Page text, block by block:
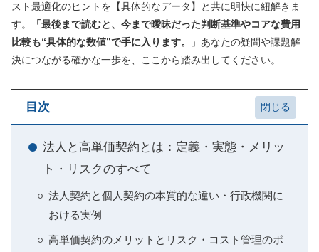
スト最適化のヒントを【具体的なデータ】と共に明快に紐解きま
す。
「最後まで読むと、今まで曖昧だった判断基準やコアな費用
比較も“具体的な数値”で手に入ります。
」あなたの疑問や課題解
決につながる確かな一歩を、ここから踏み出してください。
目次
法人と高単価契約とは：定義・実態・メリッ
ト・リスクのすべて
法人契約と個人契約の本質的な違い・行政機関に
おける実例
高単価契約のメリットとリスク・コスト管理のポ